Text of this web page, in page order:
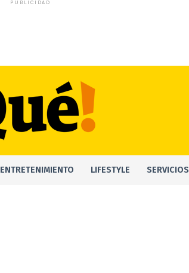
PUBLICIDAD
ENTRETENIMIENTO LIFESTYLE SERVICIOS